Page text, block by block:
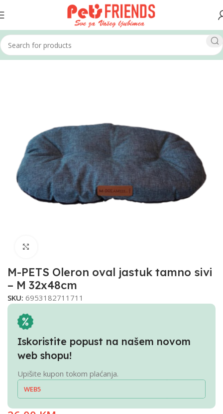
Home Psi Kreveti
M-PETS Oleron oval jastuk tamno sivi
– M 32x48cm
SKU: 6953182711711
Iskoristite popust na našem novom
web shopu!
Upišite kupon tokom plaćanja.
WEB5